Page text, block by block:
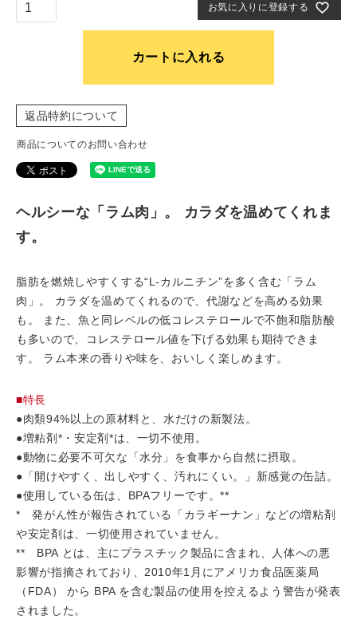
お気に入りに登録する
カートに入れる
返品特約について
商品についてのお問い合わせ
ヘルシーな「ラム肉」。 カラダを温めてくれま
す。
脂肪を燃焼しやすくする“L-カルニチン”を多く含む「ラム
肉」。 カラダを温めてくれるので、代謝などを高める効果
も。 また、魚と同レベルの低コレステロールで不飽和脂肪酸
も多いので、コレステロール値を下げる効果も期待できま
す。 ラム本来の香りや味を、おいしく楽しめます。
■特長
●肉類94%以上の原材料と、水だけの新製法。
●増粘剤*・安定剤*は、一切不使用。
●動物に必要不可欠な「水分」を食事から自然に摂取。
●「開けやすく、出しやすく、汚れにくい。」新感覚の缶詰。
●使用している缶は、BPAフリーです。**
* 発がん性が報告されている「カラギーナン」などの増粘剤
や安定剤は、一切使用されていません。
** BPA とは、主にプラスチック製品に含まれ、人体への悪
影響が指摘されており、2010年1月にアメリカ食品医薬局
（FDA） から BPA を含む製品の使用を控えるよう警告が発表
されました。